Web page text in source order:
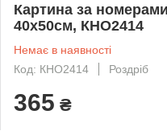
Картина за
40х50см, КНО2414
Немає в наявності
Код: КНО2414
Роздріб
365 ₴